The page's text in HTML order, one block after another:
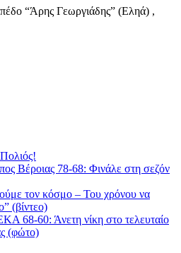
“Άρης Γεωργιάδης” (Εληά) ,
Βέροιας 78-68: Φινάλε στη σεζόν
τον κόσμο – Του χρόνου να
(βίντεο)
68-60: Άνετη νίκη στο τελευταίο
(φώτο)